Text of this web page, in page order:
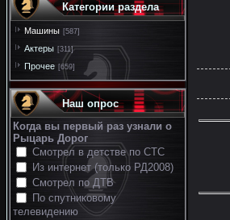
Категории раздела
Машины [587]
Актеры [311]
Прочее [659]
Наш опрос
Когда вы первый раз узнали о
Рыцарь Дорог
Смотрел в детстве по СТС
Из интернет (только РД2008)
Смотрел по ДТВ
По спутниковому
телевидению